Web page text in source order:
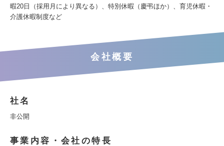
暇20日（採用月により異なる）、特別休暇（慶弔ほか）、育児休暇・
介護休暇制度など
会社概要
社名
非公開
事業内容・会社の特長